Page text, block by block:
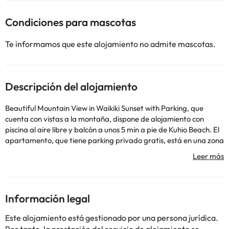
Condiciones para mascotas
Te informamos que este alojamiento no admite mascotas.
Descripción del alojamiento
Beautiful Mountain View in Waikiki Sunset with Parking, que
cuenta con vistas a la montaña, dispone de alojamiento con
piscina al aire libre y balcón a unos 5 min a pie de Kuhio Beach. El
apartamento, que tiene parking privado gratis, está en una zona
en la que se pueden practicar actividades como senderismo,
de aseo gratuitos. Hay toallas y ropa de cama en el
apartamento. Cerca del alojamiento hay puntos de interés como
Saint Augustine by-the-Sea, Centro comercial Royal Hawaiian y
Waikiki Royal Hawaiian Theater - Legends in Concert. El
Información legal
Este alojamiento está gestionado por una persona jurídica.